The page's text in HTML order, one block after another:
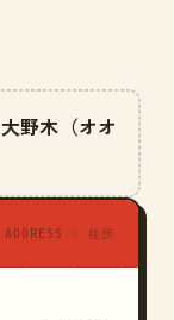
野木（オオ
ADDRESS · 住所